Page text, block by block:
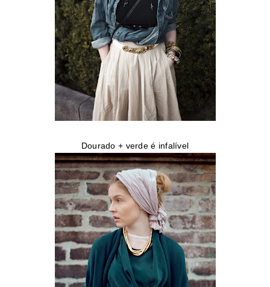
Dourado + verde é infalível